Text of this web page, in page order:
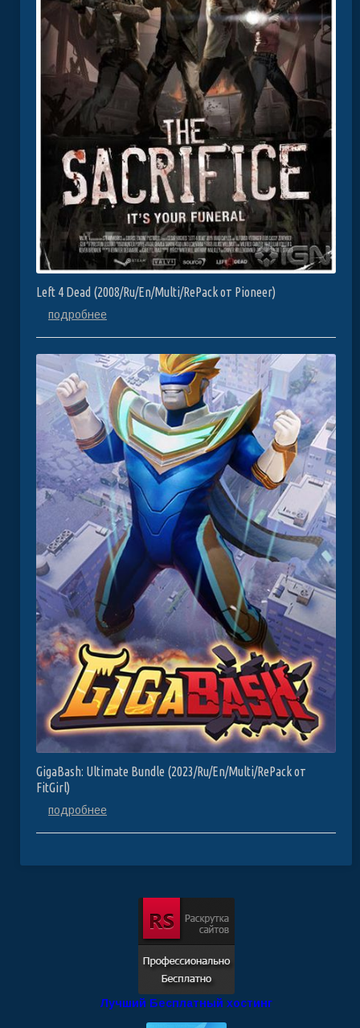
Left 4 Dead (2008/Ru/En/Multi/RePack от Pioneer)
подробнее
GigaBash: Ultimate Bundle (2023/Ru/En/Multi/RePack от
FitGirl)
подробнее
Лучший Бесплатный хостинг